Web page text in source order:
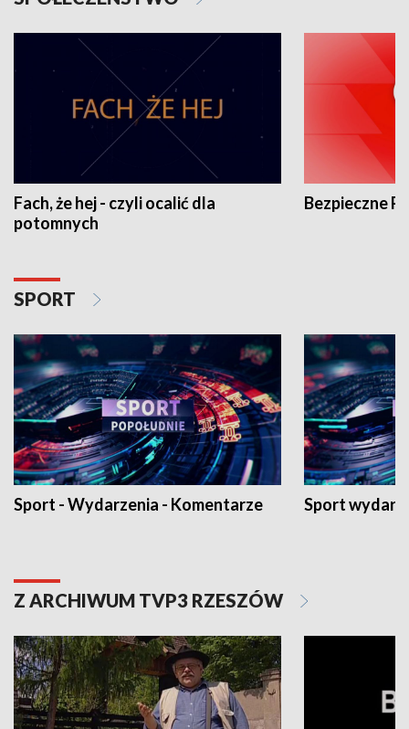
Fach, że hej - czyli ocalić dla
potomnych
Bezpieczne
SPORT
Sport - Wydarzenia - Komentarze Sport
Z ARCHIWUM TVP3 RZESZÓW